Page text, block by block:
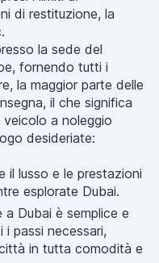
di restituzione, la
la sede del
fornendo tutti i
la maggior parte delle
il che significa
a noleggio
desideriate:
il lusso e le prestazioni
esplorate Dubai.
Dubai è semplice e
passi necessari,
in tutta comodità e